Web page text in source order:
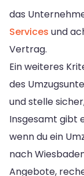
das
Services und
Vertrag.
Ein weiteres
des
und stelle
Insgesamt gibt
wenn du ein
nach
Angebote,